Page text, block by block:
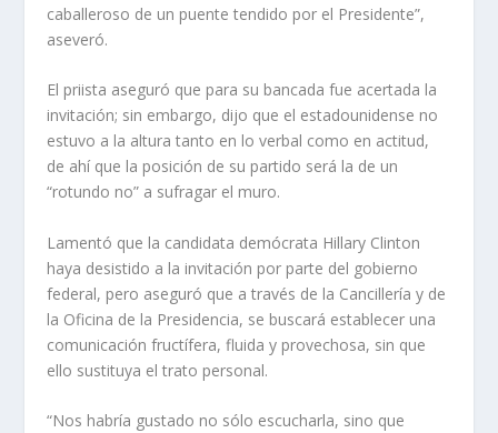
caballeroso de un puente tendido por el Presidente”,
aseveró.
El priista aseguró que para su bancada fue acertada la
invitación; sin embargo, dijo que el estadounidense no
estuvo a la altura tanto en lo verbal como en actitud,
de ahí que la posición de su partido será la de un
“rotundo no” a sufragar el muro.
Lamentó que la candidata demócrata Hillary Clinton
haya desistido a la invitación por parte del gobierno
federal, pero aseguró que a través de la Cancillería y de
la Oficina de la Presidencia, se buscará establecer una
comunicación fructífera, fluida y provechosa, sin que
ello sustituya el trato personal.
“Nos habría gustado no sólo escucharla, sino que